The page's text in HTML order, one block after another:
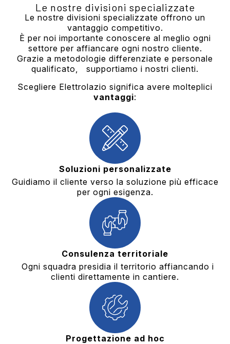
Le nostre divisioni specializzate
Le nostre divisioni specializzate offrono un
vantaggio competitivo.
È per noi importante conoscere al meglio ogni
settore per affiancare ogni nostro cliente.
Grazie a metodologie differenziate e personale
qualificato, supportiamo i nostri clienti.
Scegliere Elettrolazio significa avere molteplici
vantaggi:
Soluzioni personalizzate
Guidiamo il cliente verso la soluzione più efficace
per ogni esigenza.
Consulenza territoriale
Ogni squadra presidia il territorio affiancando i
clienti direttamente in cantiere.
Progettazione ad hoc